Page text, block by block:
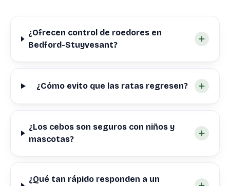
¿Ofrecen control de roedores en
Bedford-Stuyvesant?
¿Cómo evito que las ratas regresen?
¿Los cebos son seguros con niños y
mascotas?
¿Qué tan rápido responden a un